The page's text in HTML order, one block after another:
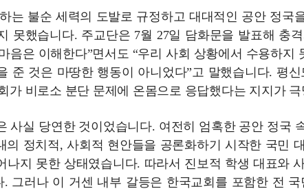
는 불순 세력의 도발로 규정하고 대대적인 공안 정국
못했습니다. 주교단은 7월 27일 담화문을 발표해 충
음은 이해한다”면서도 “우리 사회 상황에서 수용하지
준 것은 마땅한 행동이 아니었다”고 말했습니다. 평
가 비로소 분단 문제에 온몸으로 응답했다는 지지가
사실 당연한 것이었습니다. 여전히 엄혹한 공안 정국
의 정치적, 사회적 현안들을 공론화하기 시작한 국민
나지 못한 상태였습니다. 따라서 진보적 학생 대표와
그러나 이 거센 내부 갈등은 한국교회를 포함한 전 국